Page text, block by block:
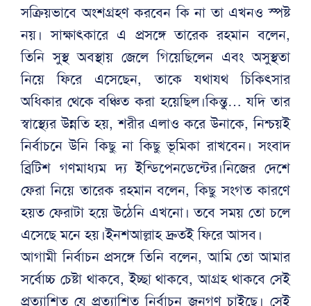
সক্রিয়ভাবে অংশগ্রহণ করবেন কি না তা এখনও স্পষ্ট
নয়। সাক্ষাৎকারে এ প্রসঙ্গে তারেক রহমান বলেন,
তিনি সুস্থ অবস্থায় জেলে গিয়েছিলেন এবং অসুস্থতা
নিয়ে ফিরে এসেছেন, তাকে যথাযথ চিকিৎসার
অধিকার থেকে বঞ্চিত করা হয়েছিল।কিন্তু… যদি তার
স্বাস্থ্যের উন্নতি হয়, শরীর এলাও করে উনাকে, নিশ্চয়ই
নির্বাচনে উনি কিছু না কিছু ভূমিকা রাখবেন। সংবাদ
ব্রিটিশ গণমাধ্যম দ্য ইন্ডিপেনডেন্টের।নিজের দেশে
ফেরা নিয়ে তারেক রহমান বলেন, কিছু সংগত কারণে
হয়ত ফেরাটা হয়ে উঠেনি এখনো। তবে সময় তো চলে
এসেছে মনে হয়।ইনশআল্লাহ দ্রুতই ফিরে আসব।
আগামী নির্বাচন প্রসঙ্গে তিনি বলেন, আমি তো আমার
সর্বোচ্চ চেষ্টা থাকবে, ইচ্ছা থাকবে, আগ্রহ থাকবে সেই
প্রত্যাশিত যে প্রত্যাশিত নির্বাচন জনগণ চাইছে। সেই